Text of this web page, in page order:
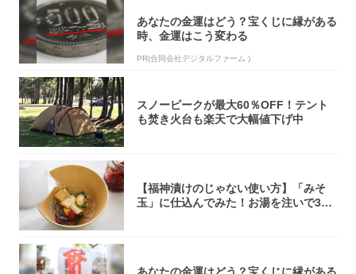
あなたの金運はどう？宝くじに縁がある
時、金運はこう変わる
PR(合同会社デジタルファーム )
スノーピークが最大60％OFF！テント
も焚き火台も楽天で大幅値下げ中
【福神漬けのじゃない使い方】「みそ
玉」に仕込んでみた！お湯を注いで30
あなたの金運はどう？宝くじに縁がある